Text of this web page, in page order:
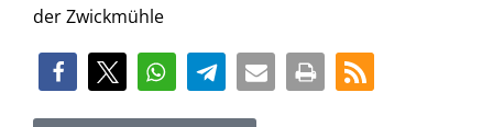
der Zwickmühle